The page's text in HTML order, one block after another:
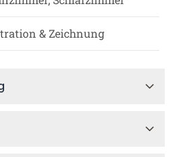
& Zeichnung